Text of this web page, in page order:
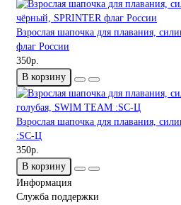
Взрослая шапочка для плавания,
флаг России
350р.
В корзину
Взрослая шапочка для плавания,
:SC-Ц
350р.
В корзину
Информация
Служба поддержки